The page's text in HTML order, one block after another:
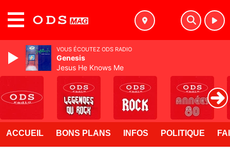
ACCUEIL BONS PLANS INFOS POLITIQUE
VOUS ÉCOUTEZ ODS RADIO
Genesis
Jesus He Knows Me